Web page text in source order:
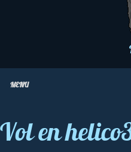
MENU
Vol en